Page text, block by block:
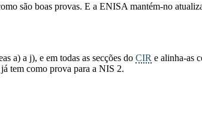
são boas provas. E a ENISA mantém-no
a) a j), e em todas as secções do CIR e alinha-as
tem como prova para a NIS 2.